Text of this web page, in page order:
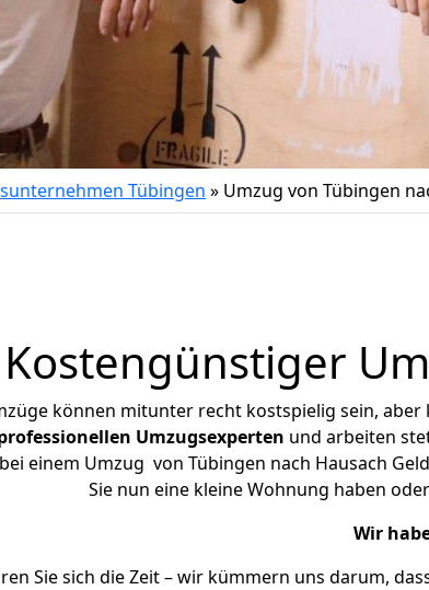
Tübingen » Umzug von Tübingen
Kostengünstiger
können mitunter recht kostspielig sein,
Umzugsexperten und arbeiten
einem Umzug von Tübingen nach Hausach
Sie nun eine kleine Wohnung haben
Wir
Sie sich die Zeit – wir kümmern uns darum,